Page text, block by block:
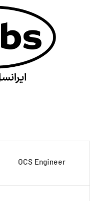
OCS Engineer